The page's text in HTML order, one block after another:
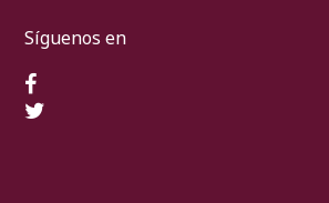
Síguenos en